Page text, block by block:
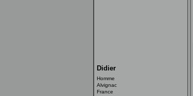
Didier
Homme
Alvignac
France